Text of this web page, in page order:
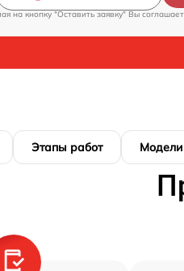
на кнопку "Оставить заявку" Вы
Этапы работ Модели